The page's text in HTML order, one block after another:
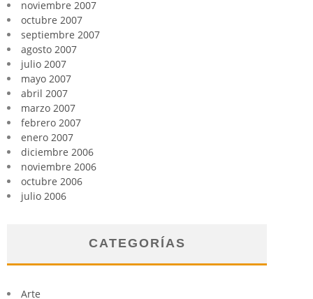
noviembre 2007
octubre 2007
septiembre 2007
agosto 2007
julio 2007
mayo 2007
abril 2007
marzo 2007
febrero 2007
enero 2007
diciembre 2006
noviembre 2006
octubre 2006
julio 2006
CATEGORÍAS
Arte